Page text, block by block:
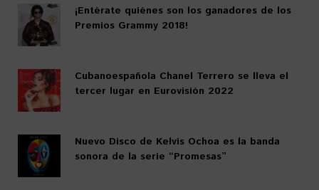
¡Entérate quiénes son los ganadores de los
Premios Grammy 2018!
Cubanoespañola Chanel Terrero se lleva el
tercer lugar en Eurovisión 2022
Nuevo Disco de Kelvis Ochoa es la banda
sonora de la serie “Promesas”